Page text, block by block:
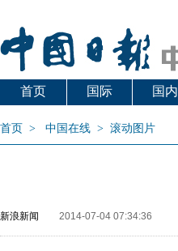
首页 国际 国内
首页 > 中国在线 > 滚动图片
新浪新闻 2014-07-04 07:34:36